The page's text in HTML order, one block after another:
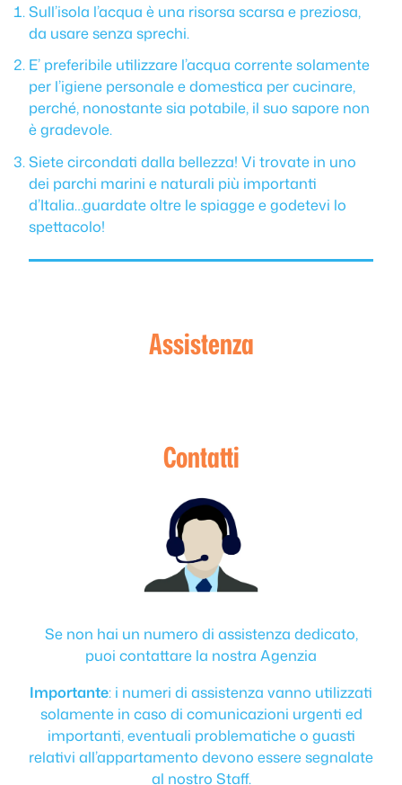
Sull’isola l’acqua è una risorsa scarsa e preziosa,
da usare senza sprechi.
E’ preferibile utilizzare l’acqua corrente solamente
per l’igiene personale e domestica per cucinare,
perché, nonostante sia potabile, il suo sapore non
è gradevole.
Siete circondati dalla bellezza! Vi trovate in uno
dei parchi marini e naturali più importanti
d’Italia…guardate oltre le spiagge e godetevi lo
spettacolo!
Assistenza
Contatti
Se non hai un numero di assistenza dedicato,
puoi contattare la nostra Agenzia
Importante: i numeri di assistenza vanno utilizzati
solamente in caso di comunicazioni urgenti ed
importanti, eventuali problematiche o guasti
relativi all’appartamento devono essere segnalate
al nostro Staff.